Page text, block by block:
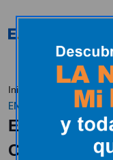
Inicio Actualidad
ENTREGA EL COCHE
E.LECLERC
COCHE DE